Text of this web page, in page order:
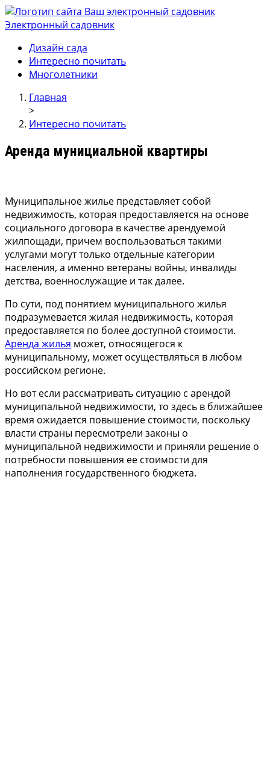
Электронный садовник
Ваш электронный садовник
Онлайн журнал для садовод и огродников.
Дизайн сада
Интересно почитать
Многолетники
Главная
>
Интересно почитать
Аренда мунициальной квартиры
Муниципальное жилье представляет собой
недвижимость, которая предоставляется на основе
социального договора в качестве арендуемой
жилпощади, причем воспользоваться такими
услугами могут только отдельные категории
населения, а именно ветераны войны, инвалиды
детства, военнослужащие и так далее.
По сути, под понятием муниципального жилья
подразумевается жилая недвижимость, которая
предоставляется по более доступной стоимости.
Аренда жилья может, относящегося к
муниципальному, может осуществляться в любом
российском регионе.
Но вот если рассматривать ситуацию с арендой
муниципальной недвижимости, то здесь в ближайшее
время ожидается повышение стоимости, поскольку
власти страны пересмотрели законы о
муниципальной недвижимости и приняли решение о
потребности повышения ее стоимости для
наполнения государственного бюджета.